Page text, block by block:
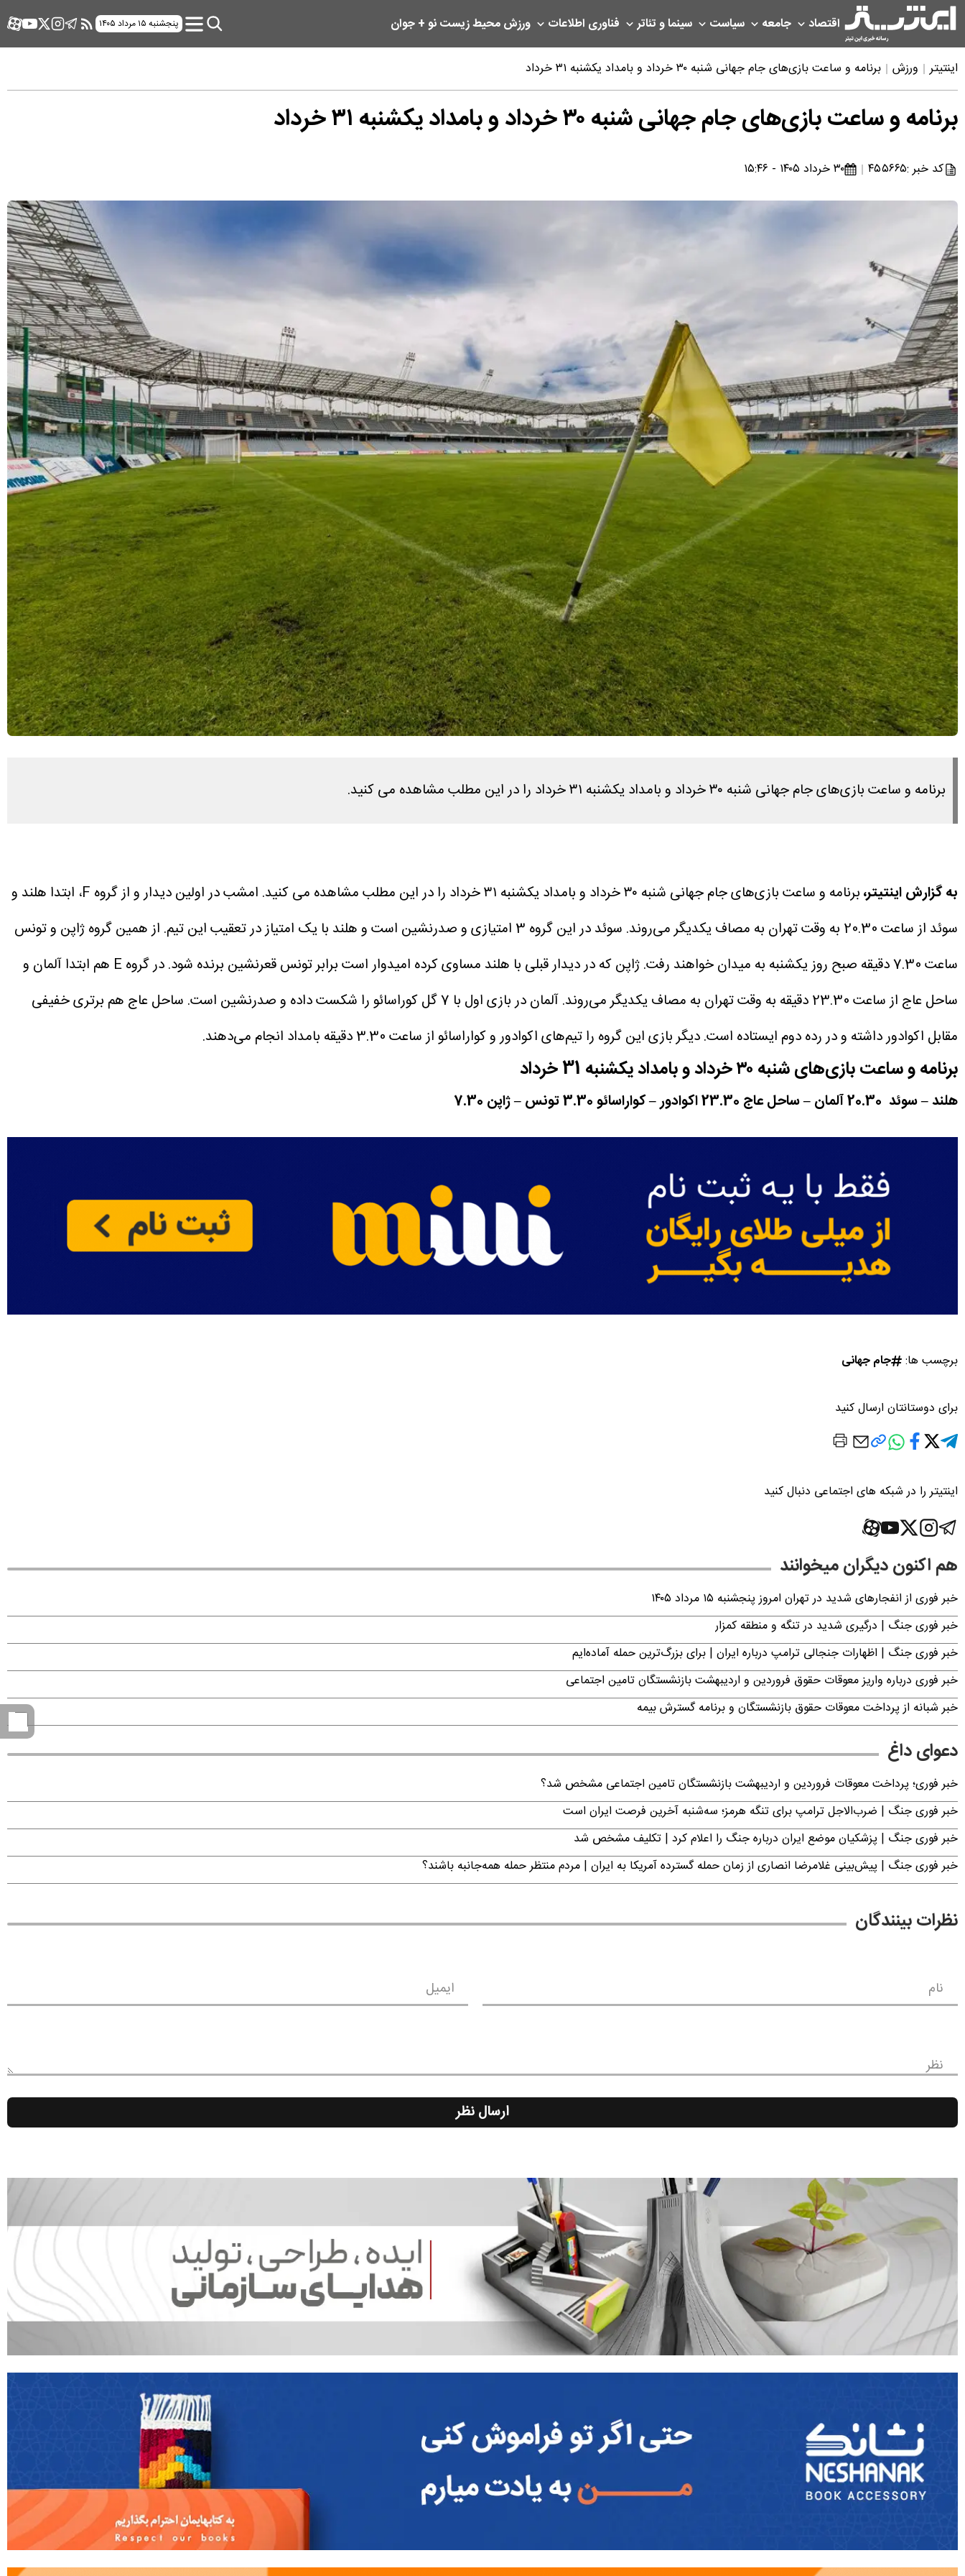
اقتصاد جامعه سیاست سینما و تئاتر فناوری اطلاعات ورزشمحیط زیستنو + جوان پنجشنبه ۱۵ مرداد ۱۴۰۵
اینتیتر ورزش برنامه و ساعت بازی‌های جام جهانی شنبه ۳۰ خرداد و بامداد یکشنبه ۳۱ خرداد
برنامه و ساعت بازی‌های جام جهانی شنبه ۳۰ خرداد و بامداد یکشنبه ۳۱ خرداد
کد خبر :۴۵۵۶۶۵ ۳۰ خرداد ۱۴۰۵ - ۱۵:۴۶
برنامه و ساعت بازی‌های جام جهانی شنبه ۳۰ خرداد و بامداد یکشنبه ۳۱ خرداد را در این مطلب مشاهده می کنید.
به گزارش اینتیتر،برنامه و ساعت بازی‌های جام جهانی شنبه ۳۰ خرداد و بامداد یکشنبه ۳۱ خرداد را در این مطلب مشاهده می کنید.
امشب در اولین دیدار و از گروه F، ابتدا هلند و
سوئد از ساعت 20.30 به وقت تهران به مصاف یکدیگر می‌روند. سوئد در این گروه 3 امتیازی و صدرنشین است و هلند با یک امتیاز در تعقیب این تیم. از همین گروه ژاپن و تونس
ساعت 7.30 دقیقه صبح روز یکشنبه به میدان خواهند رفت. ژاپن که در دیدار قبلی با هلند مساوی کرده امیدوار است برابر تونس قعرنشین برنده شود.
در گروه E هم ابتدا آلمان و
ساحل عاج از ساعت 23.30 دقیقه به وقت تهران به مصاف یکدیگر می‌روند. آلمان در بازی اول با 7 گل کوراسائو را شکست داده و صدرنشین است. ساحل عاج هم برتری خفیفی
مقابل اکوادور داشته و در رده دوم ایستاده است. دیگر بازی این گروه را تیم‌های اکوادور و کواراسائو از ساعت 3.30 دقیقه بامداد انجام می‌دهند.
برنامه و ساعت بازی‌های شنبه ۳۰ خرداد و بامداد یکشنبه 31 خرداد
هلند – سوئد 20.30 آلمان – ساحل عاج 23.30 اکوادور – کواراسائو 3.30 تونس – ژاپن 7.30
برچسب ها: جام جهانی
برای دوستانتان ارسال کنید
اینتیتر را در شبکه های اجتماعی دنبال کنید
هم اکنون دیگران میخوانند
خبر فوری از انفجارهای شدید در تهران امروز پنجشنبه ۱۵ مرداد ۱۴۰۵
خبر فوری جنگ | درگیری شدید در تنگه و منطقه کمزار
خبر فوری جنگ | اظهارات جنجالی ترامپ درباره ایران | برای بزرگ‌ترین حمله آماده‌ایم
خبر فوری درباره واریز معوقات حقوق فروردین و اردیبهشت بازنشستگان تامین اجتماعی
خبر شبانه از پرداخت معوقات حقوق بازنشستگان و برنامه گسترش بیمه
دعوای داغ
خبر فوری؛ پرداخت معوقات فروردین و اردیبهشت بازنشستگان تامین اجتماعی مشخص شد؟
خبر فوری جنگ | ضرب‌الاجل ترامپ برای تنگه هرمز؛ سه‌شنبه آخرین فرصت ایران است
خبر فوری جنگ | پزشکیان موضع ایران درباره جنگ را اعلام کرد | تکلیف مشخص شد
خبر فوری جنگ | پیش‌بینی غلامرضا انصاری از زمان حمله گسترده آمریکا به ایران | مردم منتظر حمله همه‌جانبه باشند؟
نظرات بینندگان
نام ایمیل
نظر
ارسال نظر